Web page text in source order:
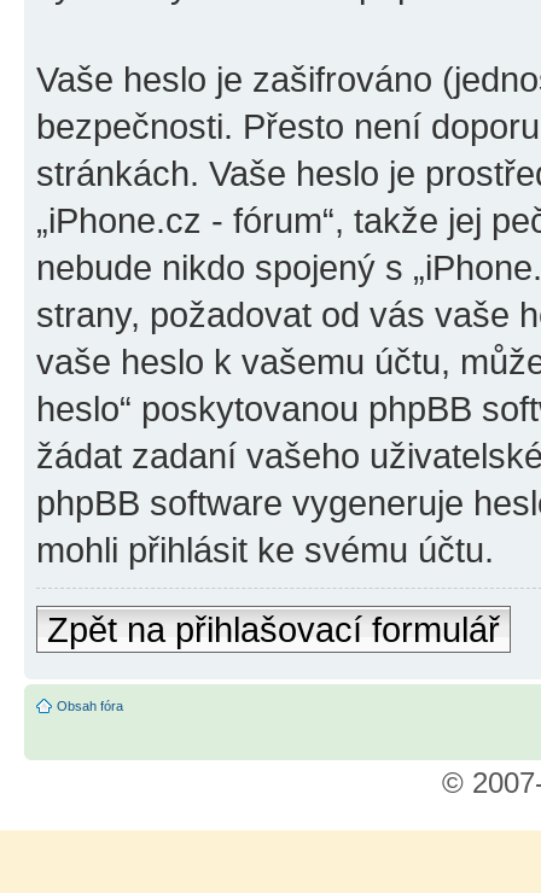
Vaše heslo je zašifrováno
bezpečnosti. Přesto není
stránkách. Vaše heslo je
„iPhone.cz - fórum“, takže jej
nebude nikdo spojený s
strany, požadovat od vás vaše
vaše heslo k vašemu účtu,
heslo“ poskytovanou phpBB
žádat zadaní vašeho
phpBB software vygeneruje
mohli přihlásit ke svému účtu.
Zpět na přihlašovací formulář
Obsah fóra
©